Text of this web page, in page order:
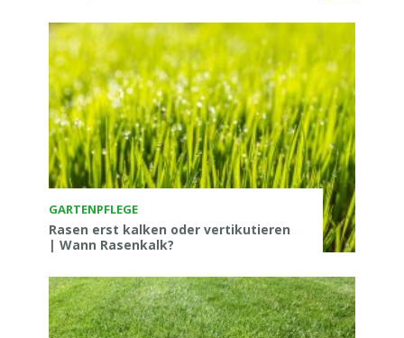
GARTENPFLEGE
Rasen erst kalken oder vertikutieren
| Wann Rasenkalk?